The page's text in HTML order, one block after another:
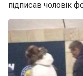
підписав чоловік